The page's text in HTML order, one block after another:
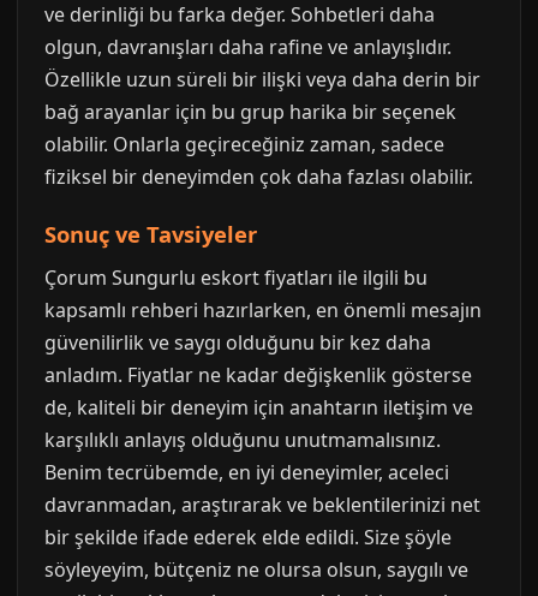
ve derinliği bu farka değer. Sohbetleri daha
olgun, davranışları daha rafine ve anlayışlıdır.
Özellikle uzun süreli bir ilişki veya daha derin bir
bağ arayanlar için bu grup harika bir seçenek
olabilir. Onlarla geçireceğiniz zaman, sadece
fiziksel bir deneyimden çok daha fazlası olabilir.
Sonuç ve Tavsiyeler
Çorum Sungurlu eskort fiyatları ile ilgili bu
kapsamlı rehberi hazırlarken, en önemli mesajın
güvenilirlik ve saygı olduğunu bir kez daha
anladım. Fiyatlar ne kadar değişkenlik gösterse
de, kaliteli bir deneyim için anahtarın iletişim ve
karşılıklı anlayış olduğunu unutmamalısınız.
Benim tecrübemde, en iyi deneyimler, aceleci
davranmadan, araştırarak ve beklentilerinizi net
bir şekilde ifade ederek elde edildi. Size şöyle
söyleyeyim, bütçeniz ne olursa olsun, saygılı ve